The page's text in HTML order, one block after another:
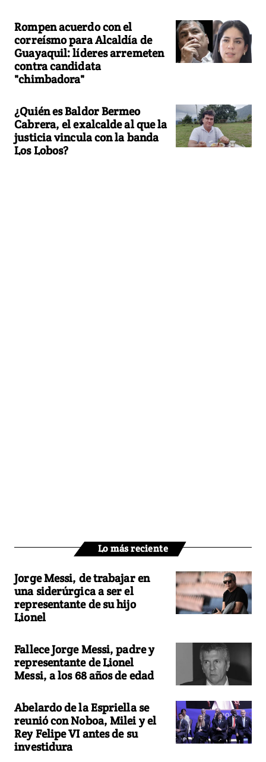
Rompen acuerdo con el
correísmo para Alcaldía de
Guayaquil: líderes arremeten
contra candidata
"chimbadora"
¿Quién es Baldor Bermeo
Cabrera, el exalcalde al que la
justicia vincula con la banda
Los Lobos?
Lo más reciente
Jorge Messi, de trabajar en
una siderúrgica a ser el
representante de su hijo
Lionel
Fallece Jorge Messi, padre y
representante de Lionel
Messi, a los 68 años de edad
Abelardo de la Espriella se
reunió con Noboa, Milei y el
Rey Felipe VI antes de su
investidura